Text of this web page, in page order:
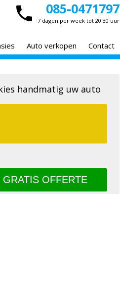
085-0471797
7 dagen per week tot 20:30 uur
Auto verkopen Contact
handmatig uw auto